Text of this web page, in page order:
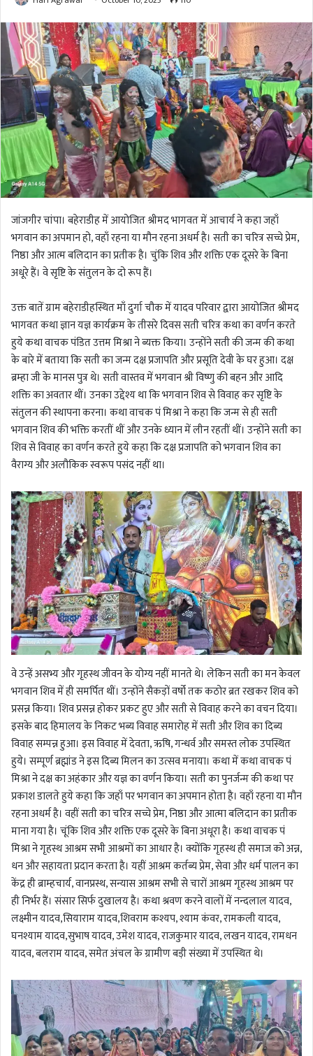
जांजगीर चांपा। बहेराडीह में आयोजित श्रीमद भागवत में आचार्य ने कहा जहाँ
भगवान का अपमान हो, वहाँ रहना या मौन रहना अधर्म है। सती का चरित्र सच्चे प्रेम,
निष्ठा और आत्म बलिदान का प्रतीक है। चुंकि शिव और शक्ति एक दूसरे के बिना
अधूरे हैं। वे सृष्टि के संतुलन के दो रूप हैं।
उक्त बातें ग्राम बहेराडीहस्थित माँ दुर्गा चौक में यादव परिवार द्वारा आयोजित श्रीमद
भागवत कथा ज्ञान यज्ञ कार्यक्रम के तीसरे दिवस सती चरित्र कथा का वर्णन करते
हुये कथा वाचक पंडित उत्तम मिश्रा ने ब्यक्त किया। उन्होंने सती की जन्म की कथा
के बारे में बताया कि सती का जन्म दक्ष प्रजापति और प्रसूति देवी के घर हुआ। दक्ष
ब्रम्हा जी के मानस पुत्र थे। सती वास्तव में भगवान श्री विष्णु की बहन और आदि
शक्ति का अवतार थीं। उनका उद्देश्य था कि भगवान शिव से विवाह कर सृष्टि के
संतुलन की स्थापना करना। कथा वाचक पं मिश्रा ने कहा कि जन्म से ही सती
भगवान शिव की भक्ति करतीं थीं और उनके ध्यान में लीन रहतीं थीं। उन्होंने सती का
शिव से विवाह का वर्णन करते हुये कहा कि दक्ष प्रजापति को भगवान शिव का
वैराग्य और अलौकिक स्वरूप पसंद नहीं था।
वे उन्हें असभ्य और गृहस्थ जीवन के योग्य नहीं मानते थे। लेकिन सती का मन केवल
भगवान शिव में ही समर्पित थीं। उन्होंने सैकड़ों वर्षो तक कठोर ब्रत रखकर शिव को
प्रसन्न किया। शिव प्रसन्न होकर प्रकट हुए और सती से विवाह करने का वचन दिया।
इसके बाद हिमालय के निकट भब्य विवाह समारोह में सती और शिव का दिब्य
विवाह सम्पन्न हुआ। इस विवाह में देवता, ऋषि, गन्धर्व और समस्त लोक उपस्थित
हुये। सम्पूर्ण ब्रह्मांड ने इस दिब्य मिलन का उत्सव मनाया। कथा में कथा वाचक पं
मिश्रा ने दक्ष का अहंकार और यज्ञ का वर्णन किया। सती का पुनर्जन्म की कथा पर
प्रकाश डालते हुये कहा कि जहाँ पर भगवान का अपमान होता है। वहाँ रहना या मौन
रहना अधर्म है। वहीं सती का चरित्र सच्चे प्रेम, निष्ठा और आत्मा बलिदान का प्रतीक
माना गया है। चूंकि शिव और शक्ति एक दूसरे के बिना अधूरा है। कथा वाचक पं
मिश्रा ने गृहस्थ आश्रम सभी आश्रमों का आधार है। क्योंकि गृहस्थ ही समाज को अन्न,
धन और सहायता प्रदान करता है। यहीं आश्रम कर्तब्य प्रेम, सेवा और धर्म पालन का
केंद्र ही ब्राम्हचार्य, वानप्रस्थ, सन्यास आश्रम सभी से चारों आश्रम गृहस्थ आश्रम पर
ही निर्भर हैं। संसार सिर्फ दुखालय है। कथा श्रवण करने वालों में नन्दलाल यादव,
लक्ष्मीन यादव,सियाराम यादव,शिवराम कश्यप, श्याम कंवर, रामकली यादव,
घनश्याम यादव,सुभाष यादव, उमेश यादव, राजकुमार यादव, लखन यादव, रामधन
यादव, बलराम यादव, समेत अंचल के ग्रामीण बड़ी संख्या में उपस्थित थे।